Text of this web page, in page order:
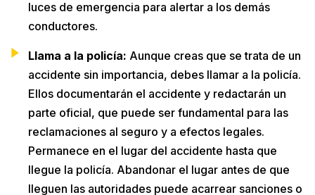
luces de emergencia para alertar a los demás
conductores.
Llama a la policía: Aunque creas que se trata de un
accidente sin importancia, debes llamar a la policía.
Ellos documentarán el accidente y redactarán un
parte oficial, que puede ser fundamental para las
reclamaciones al seguro y a efectos legales.
Permanece en el lugar del accidente hasta que
llegue la policía. Abandonar el lugar antes de que
lleguen las autoridades puede acarrear sanciones o